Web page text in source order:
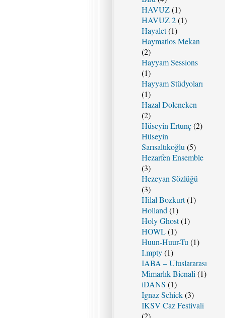
HAVUZ(1)
HAVUZ 2(1)
Hayalet(1)
Haymatlos Mekan
(2)
Hayyam Sessions
(1)
Hayyam Stüdyoları
(1)
Hazal Doleneken
(2)
Hüseyin Ertunç(2)
Hüseyin
Sarısaltıkoğlu (5)
Hezarfen Ensemble
(3)
Hezeyan Sözlüğü
(3)
Hilal Bozkurt(1)
Holland (1)
Holy Ghost(1)
HOWL(1)
Huun-Huur-Tu (1)
I.mpty(1)
IABA – Uluslararası
Mimarlık Bienali (1)
iDANS (1)
Ignaz Schick(3)
IKSV Caz Festivali
(2)